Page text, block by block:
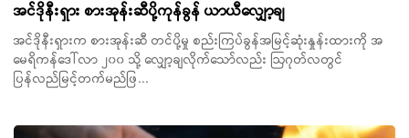
အင်ဒိုနီးရှား စားအုန်းဆီပို့ကုန်ခွန် ယာယီလျှော့ချ
အင်ဒိုနီးရှားက စားအုန်းဆီ တင်ပို့မှု စည်းကြပ်ခွန်အမြင့်ဆုံးနှုန်းထားကို အ
မေရိကန်ဒေါ်လာ ၂၀၀ သို့ လျှော့ချလိုက်သော်လည်း ဩဂုတ်လတွင်
ပြန်လည်မြင့်တက်မည်ဖြ...